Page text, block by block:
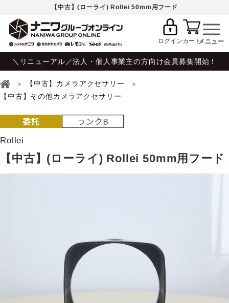
【中古】(ローライ) Rollei 50mm用フード
ログインカート
＼リニューアル／法人・個人事業主の方向け会員募集開始！
【中古】カメラアクセサリー
【中古】その他カメラアクセサリー
Rollei
【中古】(ローライ) Rollei 50mm用フード